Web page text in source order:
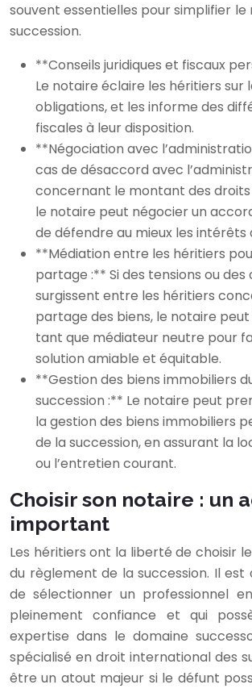
souvent essentielles pour simplifier
succession.
**Conseils juridiques et fiscaux
Le notaire éclaire les héritiers sur
obligations, et les informe des
fiscales à leur disposition.
**Négociation avec
cas de désaccord avec
concernant le montant des droits
le notaire peut négocier un
de défendre au mieux les intérêts
**Médiation entre les héritiers
partage :** Si des tensions ou des
surgissent entre les héritiers
partage des biens, le notaire
tant que médiateur neutre pour
solution amiable et équitable.
**Gestion des biens immobiliers
succession :** Le notaire peut
la gestion des biens immobiliers
de la succession, en assurant la
ou l’entretien courant.
Choisir son notaire : un
important
Les héritiers ont la liberté de choisir
du règlement de la succession. Il
de sélectionner un professionnel
pleinement confiance et qui
expertise dans le domaine
spécialisé en droit international des
être un atout majeur si le défunt